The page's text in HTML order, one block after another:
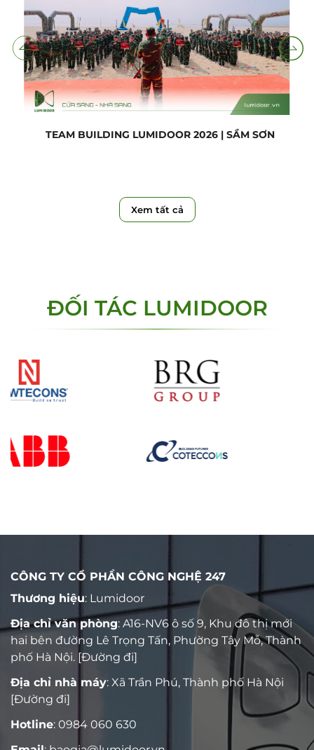
TEAM BUILDING LUMIDOOR 2026 | SẦM SƠN
Xem tất cả
ĐỐI TÁC LUMIDOOR
CÔNG TY CỔ PHẦN CÔNG NGHỆ 247
Thương hiệu: Lumidoor
Địa chỉ văn phòng: A16-NV6 ô số 9, Khu đô thị mới
hai bên đường Lê Trọng Tấn, Phường Tây Mỗ, Thành
phố Hà Nội. [Đường đi]
Địa chỉ nhà máy: Xã Trần Phú, Thành phố Hà Nội
[Đường đi]
Hotline: 0984 060 630